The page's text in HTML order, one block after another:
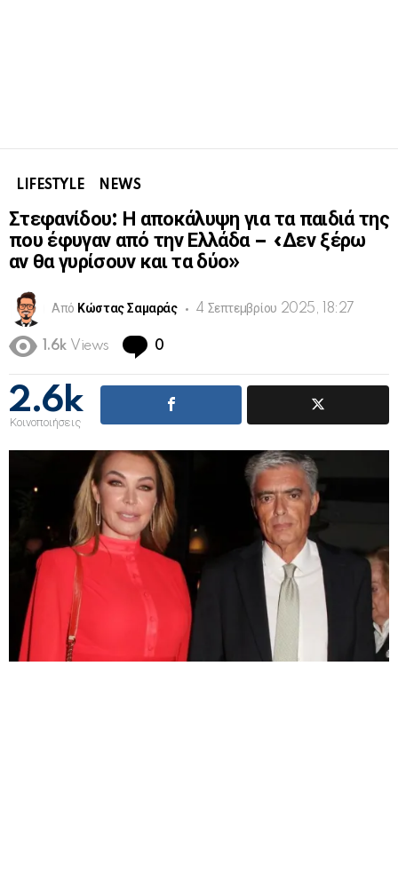
LIFESTYLE NEWS
Στεφανίδου: Η αποκάλυψη για τα παιδιά της
που έφυγαν από την Ελλάδα – «Δεν ξέρω
αν θα γυρίσουν και τα δύο»
Από Κώστας Σαμαράς 4 Σεπτεμβρίου 2025, 18:27
1.6k Views 0
2.6k
Κοινοποιήσεις